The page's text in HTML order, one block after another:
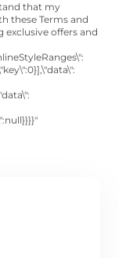
that my
these Terms and
exclusive offers and